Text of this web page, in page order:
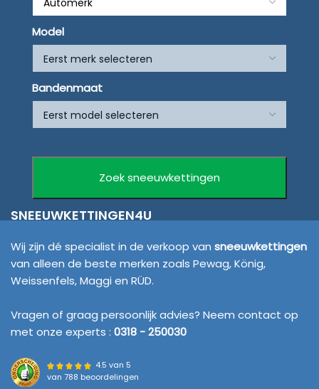
Model
Bandenmaat
SNEEUWKETTINGEN4U
Wij zijn dé specialist in de verkoop van sneeuwkettingen
van alleen de beste merken zoals Pewag, König,
Weissenfels, Maggi en RÜD.
Vragen of graag persoonlijk advies? Neem contact op
met onze experts : 0318 - 250030
4.5 van 5
van 788 beoordelingen